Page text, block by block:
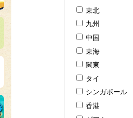
東北
九州
中国
東海
関東
タイ
シンガポール
香港